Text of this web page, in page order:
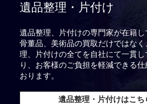
遺品整理・片付け
遺品整理、片付けの専門家が在籍
骨董品、美術品の買取だけではな
理、片付けの全てを自社にて一貫し
り、お客様のご負担を軽減できる
おります。
遺品整理・片付けはこち